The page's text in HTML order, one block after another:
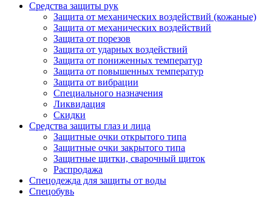
Средства защиты рук
Защита от механических воздействий (кожаные)
Защита от механических воздействий
Защита от порезов
Защита от ударных воздействий
Защита от пониженных температур
Защита от повышенных температур
Защита от вибрации
Специального назначения
Ликвидация
Скидки
Средства защиты глаз и лица
Защитные очки открытого типа
Защитные очки закрытого типа
Защитные щитки, сварочный щиток
Распродажа
Спецодежда для защиты от воды
Спецобувь